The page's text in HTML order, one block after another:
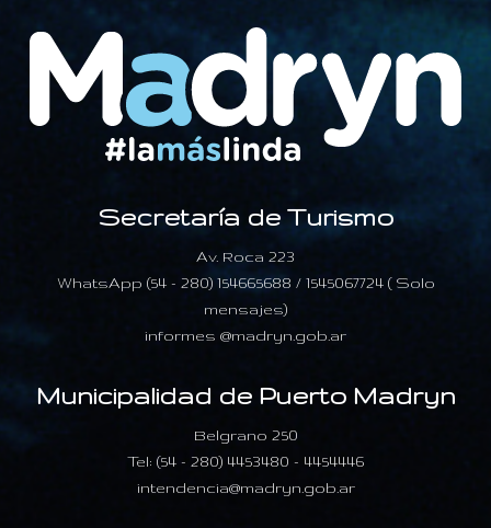
Secretaría de Turismo
Av. Roca 223
WhatsApp (54 - 280) 154665688 / 1545067724 ( Solo
mensajes)
informes @madryn.gob.ar
Municipalidad de Puerto Madryn
Belgrano 250
Tel: (54 - 280) 4453480 - 4454446
intendencia@madryn.gob.ar